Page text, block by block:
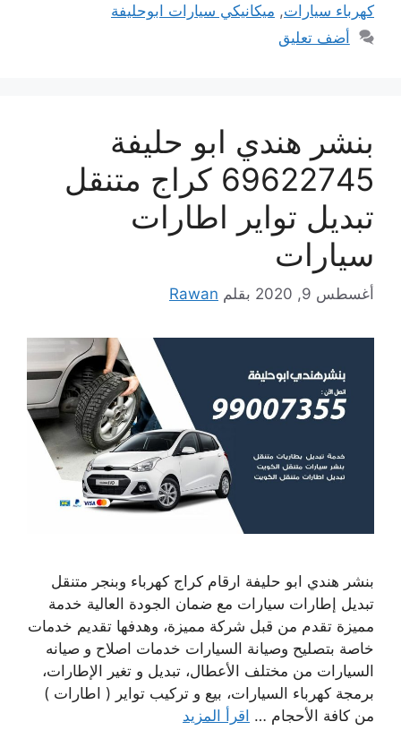
كهرباء سيارات, ميكانيكي سيارات ابوحليفة
أضف تعليق
بنشر هندي ابو حليفة
69622745 كراج متنقل
تبديل تواير اطارات
سيارات
أغسطس 9, 2020 بقلم Rawan
بنشر هندي ابو حليفة ارقام كراج كهرباء وبنجر متنقل
تبديل إطارات سيارات مع ضمان الجودة العالية خدمة
مميزة تقدم من قبل شركة مميزة، وهدفها تقديم خدمات
خاصة بتصليح وصيانة السيارات خدمات اصلاح و صيانه
السيارات من مختلف الأعطال، تبديل و تغير الإطارات،
برمجة كهرباء السيارات، بيع و تركيب تواير ( اطارات )
من كافة الأحجام … اقرأ المزيد